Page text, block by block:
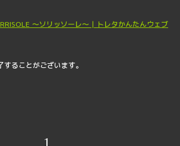
～ソリッソーレ〜 | トレタかんたんウェブ
ることがございます。
1